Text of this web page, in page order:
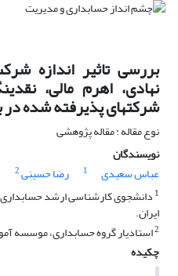
بررسی تاثیر اندازه
نهادی، اهرم مالی،
شرکتهای پذیرفته شده در
نوع مقاله : مقاله پژوهشی
نویسندگان
عباس سعیدی
1 رضا حسینی2
1 دانشجوی کارشناسی ارشد
ایران.
2استادیار گروه حسابداری، موسسه
چکیده